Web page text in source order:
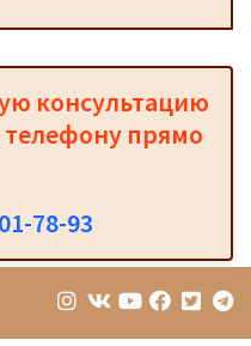
консультацию
прямо
78-93